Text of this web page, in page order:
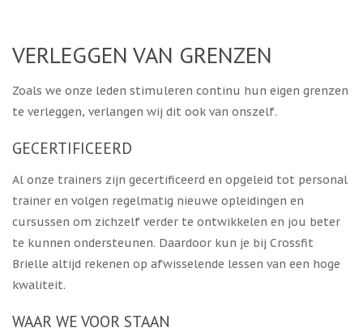
VERLEGGEN VAN GRENZEN
Zoals we onze leden stimuleren continu hun eigen grenzen
te verleggen, verlangen wij dit ook van onszelf.
GECERTIFICEERD
Al onze trainers zijn gecertificeerd en opgeleid tot personal
trainer en volgen regelmatig nieuwe opleidingen en
cursussen om zichzelf verder te ontwikkelen en jou beter
te kunnen ondersteunen. Daardoor kun je bij Crossfit
Brielle altijd rekenen op afwisselende lessen van een hoge
kwaliteit.
WAAR WE VOOR STAAN